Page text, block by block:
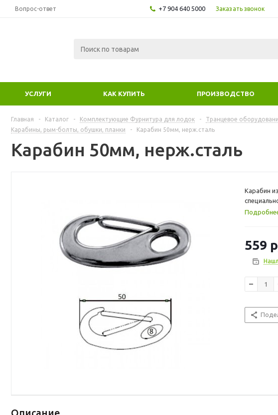
Вопрос-ответ +7 904 640 5000 Заказать звонок
УСЛУГИ КАК КУПИТЬ ПРОИЗВОДСТВО
Главная - Каталог - Комплектующие Фурнитура для лодок - Транцевое
Карабины, рым-болты, обушки, планки
- Карабин 50мм, нерж.сталь
Карабин 50мм, нерж.сталь
Карабин
Материал
559